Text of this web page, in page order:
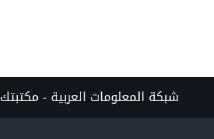
شبكة المعلومات العربية - مكتبتك